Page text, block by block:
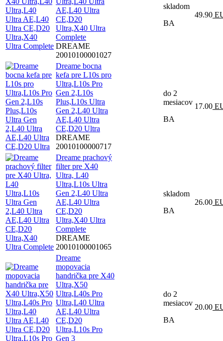
AE,L40 Ultra
CE,D20
Ultra,X40 Ultra
Complete
DREAME
20010100001027
skladom
BA
49.90
Dreame bocna
kefa pre L10s pro
Ultra,L10s Pro
Gen 2,L10s
Plus,L10s Ultra
Gen 2,L40 Ultra
AE,L40 Ultra
CE,D20 Ultra
DREAME
20010100000717
do 2
mesiacov
BA
17.00
Dreame prachový
filter pre X40
Ultra, L40
Ultra,L10s Ultra
Gen 2,L40 Ultra
AE,L40 Ultra
CE,D20
Ultra,X40 Ultra
Complete
DREAME
20010100001065
skladom
BA
26.00
Dreame
mopovacia
handrička pre X40
Ultra,X50
Ultra,L40s Pro
Ultra,L40 Ultra
AE,L40 Ultra
CE,D20
Ultra,L10s Pro
Gen 3
do 2
mesiacov
BA
20.00